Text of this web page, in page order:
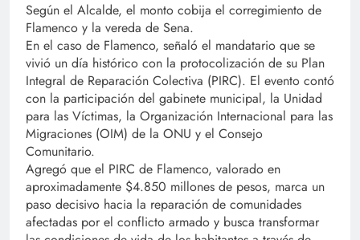
Según el Alcalde, el monto cobija el corregimiento de
Flamenco y la vereda de Sena.
En el caso de Flamenco, señaló el mandatario que se
vivió un día histórico con la protocolización de su Plan
Integral de Reparación Colectiva (PIRC). El evento contó
con la participación del gabinete municipal, la Unidad
para las Víctimas, la Organización Internacional para las
Migraciones (OIM) de la ONU y el Consejo
Comunitario.
Agregó que el PIRC de Flamenco, valorado en
aproximadamente $4.850 millones de pesos, marca un
paso decisivo hacia la reparación de comunidades
afectadas por el conflicto armado y busca transformar